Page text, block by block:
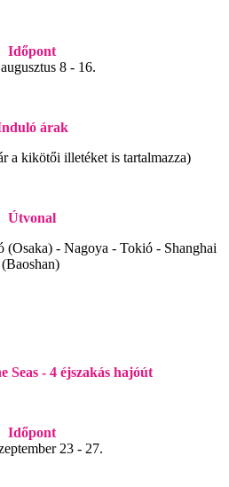
Időpont
8 - 16.
árak
a kikötői illetéket is tartalmazza)
Útvonal
(Osaka) - Nagoya - Tokió - Shanghai
(Baoshan)
Seas - 4 éjszakás hajóút
Időpont
23 - 27.